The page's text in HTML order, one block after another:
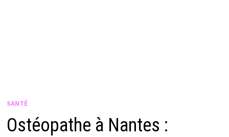
SANTÉ
Ostéopathe à Nantes :